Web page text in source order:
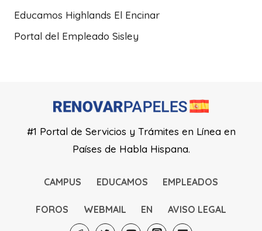
Educamos Highlands El Encinar
Portal del Empleado Sisley
#1 Portal de Servicios y Trámites en Línea en
Países de Habla Hispana.
CAMPUS EDUCAMOS EMPLEADOS
FOROS WEBMAIL EN AVISO LEGAL